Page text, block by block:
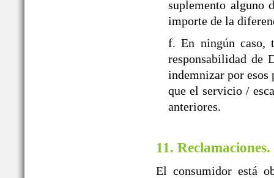
suplemento alguno
importe de la
f. En ningún caso,
responsabilidad de
indemnizar por esos
que el servicio /
anteriores.
11. Reclamaciones.
El consumidor está